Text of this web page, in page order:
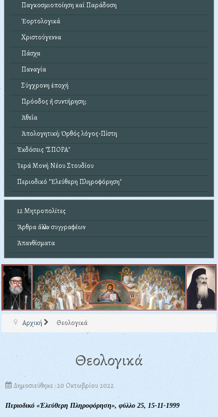
Παγκοσμιοποίηση καί Παράδοση
Ἑορτολογικά
Χριστούγεννα
Πάσχα
Παναγία
Σύγχρονη ἐποχή
Πρόοδος ἤ συντήρηση;
Ἀθεΐα
Ἀπολογητική: Ὀρθός λόγος-Πίστη
Ἐκδόσεις "ΣΠΟΡΑ"
Ἱερά Μονή Νέου Στουδίου
Περιοδικό "Ἐλεύθερη Πληροφόρηση"
12 Μητροπολίτες
Ἄρθρα ἄλλων συγγραφέων
Ἀπανθίσματα
Αρχική Θεολογικά
Θεολογικά
Δημοσιεύθηκε : 20 Οκτωβρίου 2022
Περιοδικό «Ἐλεύθερη Πληροφόρηση», φύλλο 25, 15-11-1999